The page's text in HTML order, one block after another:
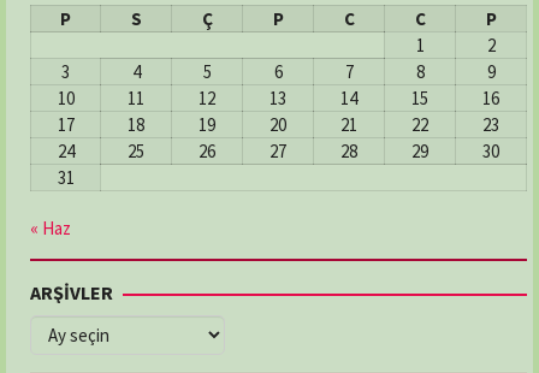
P
S Ç P C C
P
1
2
3
4 5 6 7 8
9
10
11 12 13 14 15
16
17
18 19 20 21 22
23
24
25 26 27 28 29
30
31
« Haz
ARŞİVLER
ARŞİVLER